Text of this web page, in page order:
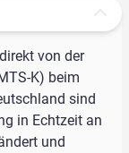
von der
K) beim
sind
in Echtzeit an
und